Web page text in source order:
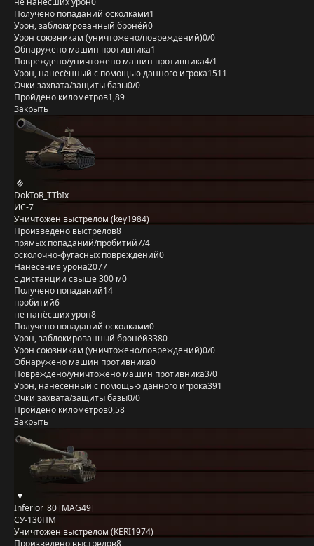
Получено попаданий осколками1
Урон, заблокированный бронёй0
Урон союзникам (уничтожено/повреждений)0/0
Обнаружено машин противника1
Повреждено/уничтожено машин противника4/1
Урон, нанесённый с помощью данного игрока1511
Очки захвата/защиты базы0/0
Пройдено километров1,89
Закрыть
DokToR_TTbIx
ИС-7
Уничтожен выстрелом (key1984)
Произведено выстрелов8
прямых попаданий/пробитий7/4
осколочно-фугасных повреждений0
Нанесение урона2077
с дистанции свыше 300 м0
Получено попаданий14
пробитий6
не нанёсших урон8
Получено попаданий осколками0
Урон, заблокированный бронёй3380
Урон союзникам (уничтожено/повреждений)0/0
Обнаружено машин противника0
Повреждено/уничтожено машин противника3/0
Урон, нанесённый с помощью данного игрока391
Очки захвата/защиты базы0/0
Пройдено километров0,58
Закрыть
Inferior_80 [MAG49]
СУ-130ПМ
Уничтожен выстрелом (KERI1974)
Произведено выстрелов8